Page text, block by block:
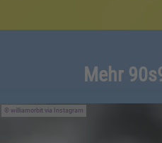
Mehr
williamorbit via Instagram